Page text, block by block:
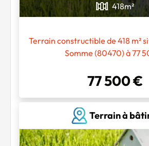
418m²
Terrain constructible de 418 m²
Somme (80470) à 77
77 500 €
Terrain à